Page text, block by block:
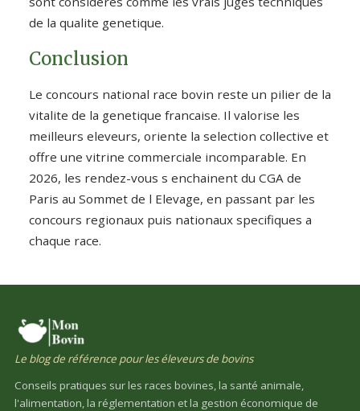
de la qualite genetique.
Conclusion
Le concours national race bovin reste un pilier de la
vitalite de la genetique francaise. Il valorise les
meilleurs eleveurs, oriente la selection collective et
offre une vitrine commerciale incomparable. En
2026, les rendez-vous s enchainent du CGA de
Paris au Sommet de l Elevage, en passant par les
concours regionaux puis nationaux specifiques a
chaque race.
Le blog de référence pour les éleveurs de bovins
Conseils pratiques sur les races bovines, la santé animale,
l'alimentation, la réglementation et la gestion économique de